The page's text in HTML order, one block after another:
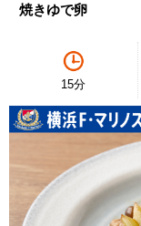
焼きゆで卵
15分